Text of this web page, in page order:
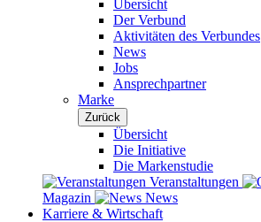
Übersicht
Der Verbund
Aktivitäten des Verbundes
News
Jobs
Ansprechpartner
Marke
Zurück
Übersicht
Die Initiative
Die Markenstudie
Veranstaltungen
Magazin
News
Karriere & Wirtschaft